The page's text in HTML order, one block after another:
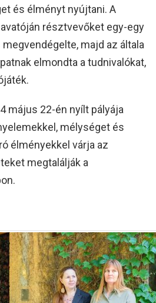
és élményt nyújtani. A
résztvevőket egy-egy
majd az általa
elmondta a tudnivalókat,
május 22-én nyílt pályája
mélységet és
élményekkel várja az
megtalálják a